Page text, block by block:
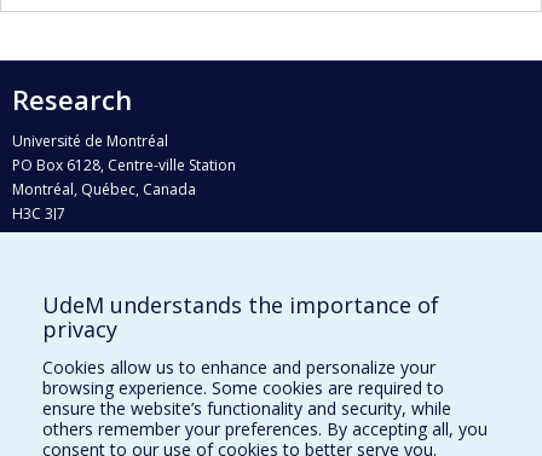
Research
Université de Montréal
PO Box 6128, Centre-ville Station
Montréal, Québec, Canada
H3C 3J7
Who does what?
Find us
Site map
Accessibility
UdeM understands the importance of
privacy
Cookies allow us to enhance and personalize your
browsing experience. Some cookies are required to
ensure the website’s functionality and security, while
others remember your preferences. By accepting all, you
consent to our use of cookies to better serve you.